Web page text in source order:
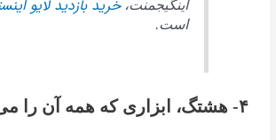
اینگیجمنت،خرید بازدید لایو
است.
۴- هشتگ، ابزاری که همه آن را می شناسیم